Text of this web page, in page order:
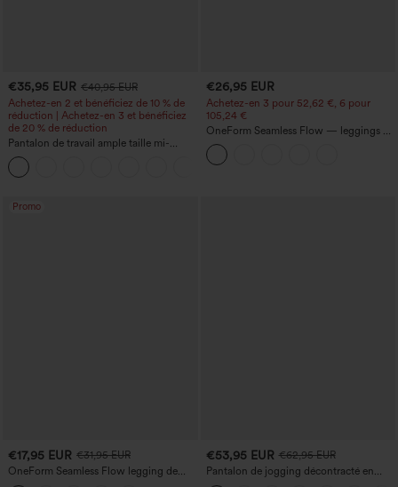
€35,95 EUR €40,95 EUR
Achetez-en 2 et bénéficiez de 10 % de
réduction | Achetez-en 3 et bénéficiez
de 20 % de réduction
Pantalon de travail ample taille mi-
haute, coupe « barrel » (jambe en forme
de tonneau) avec poches
€26,95 EUR
Achetez-en 3 pour 52,62 €, 6 pour
105,24 €
OneForm Seamless Flow — leggings de
yoga sans coutures, taille mi-haute, effet
gainant pour le ventre et liftant pour les
fesses
Promo
€17,95 EUR €31,95 EUR
OneForm Seamless Flow legging de
yoga taille haute, gainant pour le ventre
€53,95 EUR €62,95 EUR
Pantalon de jogging décontracté en
French terry à imprimé denim, taille mi-